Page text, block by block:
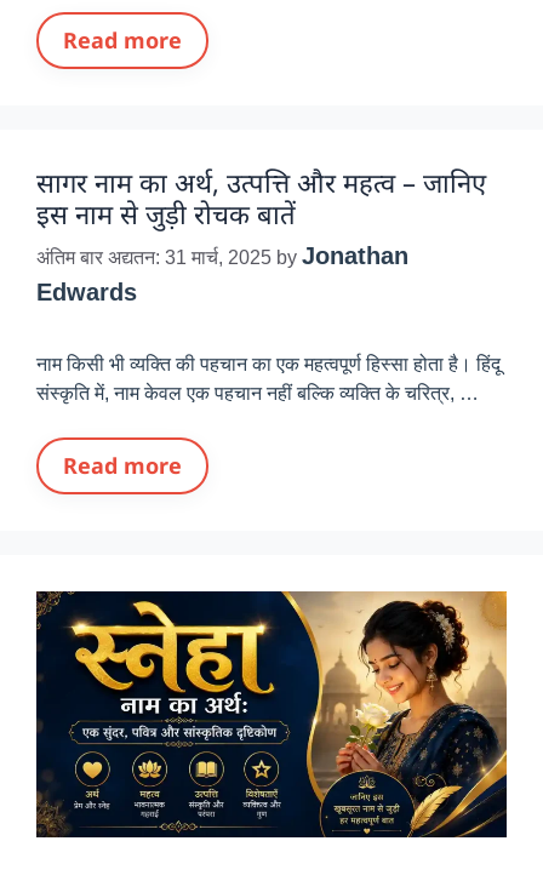
Read more
सागर नाम का अर्थ, उत्पत्ति और महत्व – जानिए
इस नाम से जुड़ी रोचक बातें
अंतिम बार अद्यतन: 31 मार्च, 2025 by Jonathan
Edwards
नाम किसी भी व्यक्ति की पहचान का एक महत्वपूर्ण हिस्सा होता है। हिंदू
संस्कृति में, नाम केवल एक पहचान नहीं बल्कि व्यक्ति के चरित्र, …
Read more